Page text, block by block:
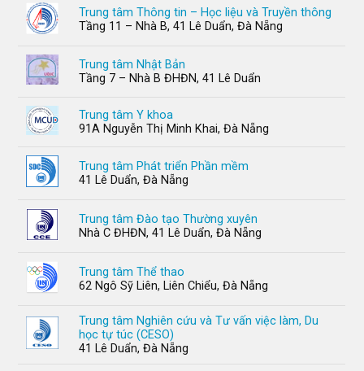
Trung tâm Thông tin – Học liệu và Truyền thông
Tầng 11 – Nhà B, 41 Lê Duẩn, Đà Nẵng
Trung tâm Nhật Bản
Tầng 7 – Nhà B ĐHĐN, 41 Lê Duẩn
Trung tâm Y khoa
91A Nguyễn Thị Minh Khai, Đà Nẵng
Trung tâm Phát triển Phần mềm
41 Lê Duẩn, Đà Nẵng
Trung tâm Đào tạo Thường xuyên
Nhà C ĐHĐN, 41 Lê Duẩn, Đà Nẵng
Trung tâm Thể thao
62 Ngô Sỹ Liên, Liên Chiểu, Đà Nẵng
Trung tâm Nghiên cứu và Tư vấn việc làm, Du
học tự túc (CESO)
41 Lê Duẩn, Đà Nẵng